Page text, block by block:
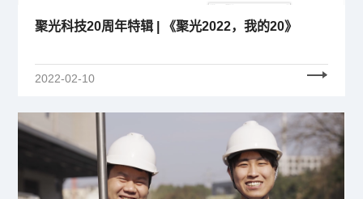
聚光科技20周年特辑 | 《聚光2022，我的20》
2022-02-10